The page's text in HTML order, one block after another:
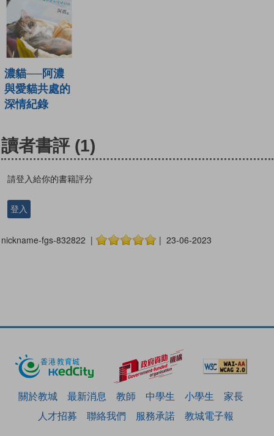
濃貓──阿濃
與愛貓共處的
深情紀錄
讀者書評 (1)
請登入給你的書籍評分
登入
nickname-fgs-832822 | | 23-06-2023
關於教城 最新消息 教師 中學生 小學生
家長
人才招募
聯絡我們 服務承諾 教城電子報